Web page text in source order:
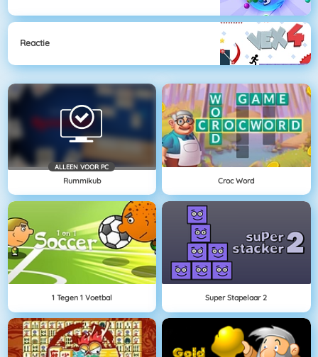
Reactie
ALLEEN VOOR PC
Rummikub Croc Word
1 Tegen 1 Voetbal Super Stapelaar 2